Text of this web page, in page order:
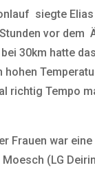
siegte
vor dem
30km hatte
hohen
richtig Tempo
Frauen war
(LG